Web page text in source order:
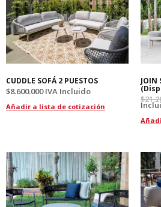
CUDDLE SOFÁ 2 PUESTOS
$8.600.000IVA Incluido
Añadir a lista de cotización
JOIN
$